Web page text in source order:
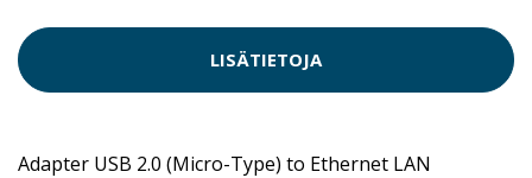
LISÄTIETOJA
Adapter USB 2.0 (Micro-Type) to Ethernet LAN